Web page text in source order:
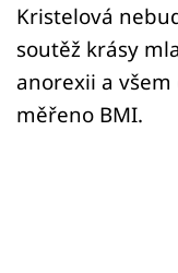
Kristelová
soutěž krásy
anorexii a
měřeno BMI.